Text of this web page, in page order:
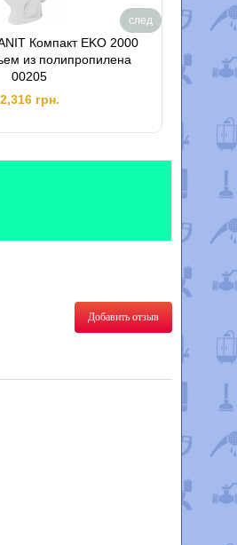
Компакт EKO 2000
из полипропилена
00205
2,316 грн.
след
Добавить отзыв